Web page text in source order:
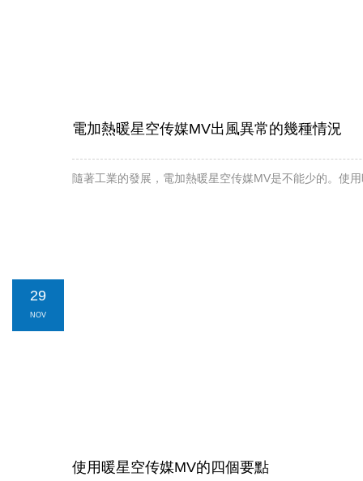
電加熱暖星空传媒MV出風異常的幾種情況
隨著工業的發展，電加熱暖星空传媒MV是不能少的。
29
NOV
使用暖星空传媒MV的四個要點